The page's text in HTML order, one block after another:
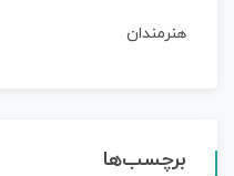
هنرمندان
برچسب‌ها